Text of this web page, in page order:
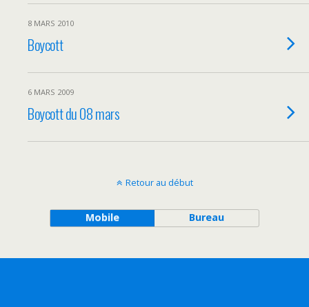
8 MARS 2010
Boycott
6 MARS 2009
Boycott du 08 mars
Retour au début
Mobile Bureau